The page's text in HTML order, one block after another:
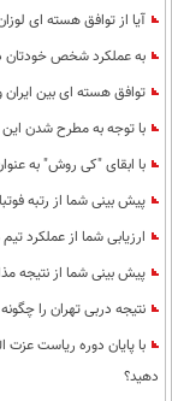
آیا از توافق هسته ای
به عملکرد شخص خودتان در سال 1393، چه
توافق هسته ای بین ایران و 1+5 در بهار 94 شکل می
با توجه به مطرح شدن این
با ابقای "کی روش" به
پیش بینی شما از رتبه
ارزیابی شما از عملکرد تیم
پیش بینی شما از نتیجه
نتیجه دربی تهران را
با پایان دوره ریاست عزت
دهید؟